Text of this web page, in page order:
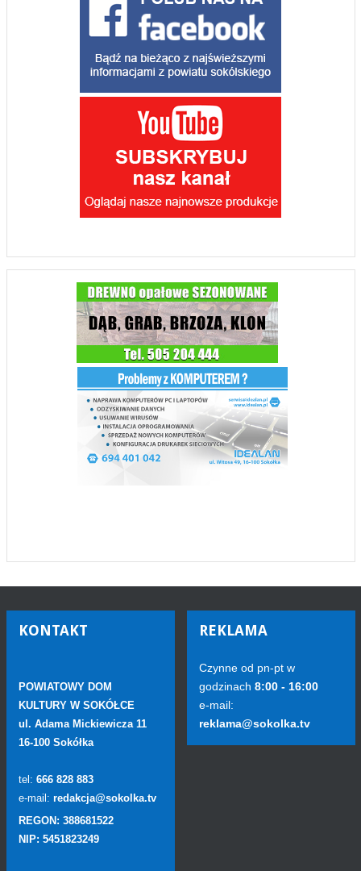
KONTAKT
POWIATOWY DOM
KULTURY W SOKÓŁCE
ul. Adama Mickiewicza 11
16-100 Sokółka
tel: 666 828 883
e-mail: redakcja@sokolka.tv
REGON: 388681522
NIP: 5451823249
REKLAMA
Czynne od pn-pt w
godzinach 8:00 - 16:00
e-mail:
reklama@sokolka.tv